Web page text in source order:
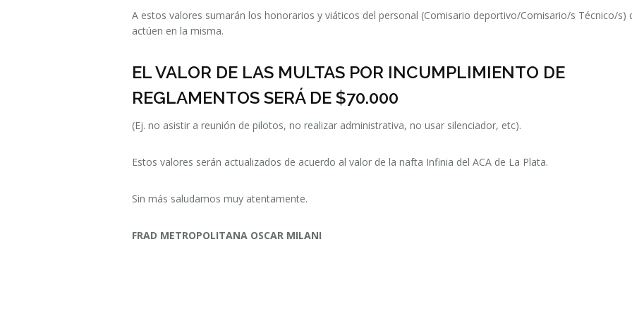
A estos valores sumarán los honorarios y viáticos del personal (Comisario deportivo/Comisario/s Técnico/s)
actúen en la misma.
EL VALOR DE LAS MULTAS POR INCUMPLIMIENTO DE
REGLAMENTOS SERÁ DE $70.000
(Ej. no asistir a reunión de pilotos, no realizar administrativa, no usar silenciador, etc).
Estos valores serán actualizados de acuerdo al valor de la nafta Infinia del ACA de La Plata.
Sin más saludamos muy atentamente.
FRAD METROPOLITANA OSCAR MILANI